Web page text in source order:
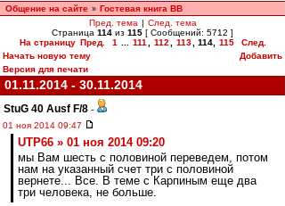
Общение на сайте » Гостевая книга ВВ
Пред. тема | След. тема
Страница 114 из 115 [ Сообщений: 5712 ]
На страницу Пред. 1 111 112 113 114, 115
След.
Начать новую тему
Добавить
Версия для печати
01.11.2014 - 30.11.2014
StuG 40 Ausf F/8 -
01 ноя 2014 09:47
UTP66 » 01 ноя 2014 09:20
мы Вам шесть с половиной переведем, потом
нам на указанный счет три с половиной
вернете... Все. В теме с Карпиным еще два
три человека, не больше.